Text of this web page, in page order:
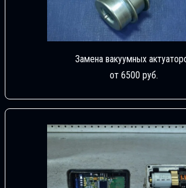
Замена вакуумных
от 6500 руб.